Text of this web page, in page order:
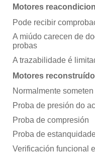
Motores
Pode recibir
A miúdo carecen de
probas
A trazabilidade é
Motores
Normalmente someten
Proba de presión do
Proba de compresión
Proba de
Verificación funcional